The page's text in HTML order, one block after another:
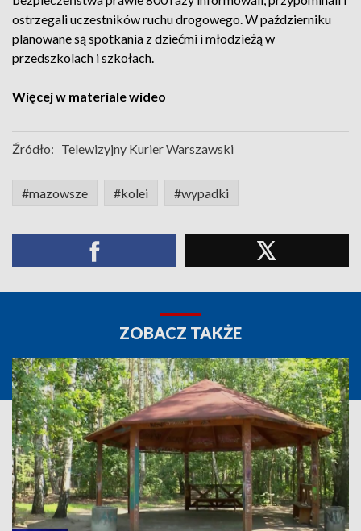
ostrzegali uczestników ruchu drogowego. W październiku
planowane są spotkania z dziećmi i młodzieżą w
przedszkolach i szkołach.
Więcej w materiale wideo
Źródło: Telewizyjny Kurier Warszawski
#mazowsze #kolei #wypadki
ZOBACZ TAKŻE